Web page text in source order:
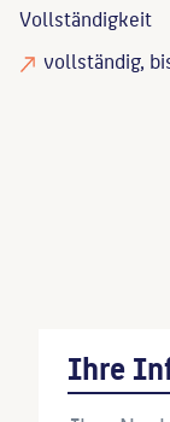
Vollständigkeit
vollständig,
Wenn Sie
Ihre